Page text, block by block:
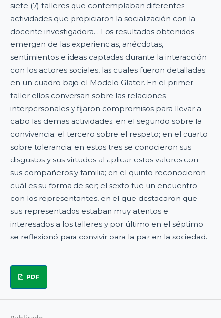
siete (7) talleres que contemplaban diferentes
actividades que propiciaron la socialización con la
docente investigadora. . Los resultados obtenidos
emergen de las experiencias, anécdotas,
sentimientos e ideas captadas durante la interacción
con los actores sociales, las cuales fueron detalladas
en un cuadro bajo el Modelo Glater. En el primer
taller ellos conversan sobre las relaciones
interpersonales y fijaron compromisos para llevar a
cabo las demás actividades; en el segundo sobre la
convivencia; el tercero sobre el respeto; en el cuarto
sobre tolerancia; en estos tres se conocieron sus
disgustos y sus virtudes al aplicar estos valores con
sus compañeros y familia; en el quinto reconocieron
cuál es su forma de ser; el sexto fue un encuentro
con los representantes, en el que destacaron que
sus representados estaban muy atentos e
interesados a los talleres y por último en el séptimo
se reflexionó para convivir para la paz en la sociedad.
PDF